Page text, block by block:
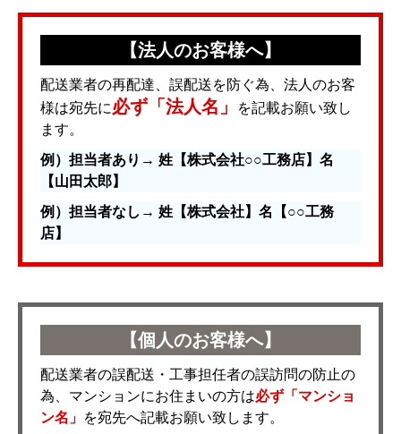
【法人のお客様へ】
配送業者の再配達、誤配送を防ぐ為、法人のお客
様は宛先に必ず「法人名」
を記載お願い致し
ます。
例）担当者あり→ 姓【株式会社○○工務店】名
【山田太郎】
例）担当者なし→ 姓【株式会社】名【○○工務
店】
【個人のお客様へ】
配送業者の誤配送・工事担任者の誤訪問の防止の
為、マンションにお住まいの方は必ず「マンショ
ン名」 を宛先へ記載お願い致します。